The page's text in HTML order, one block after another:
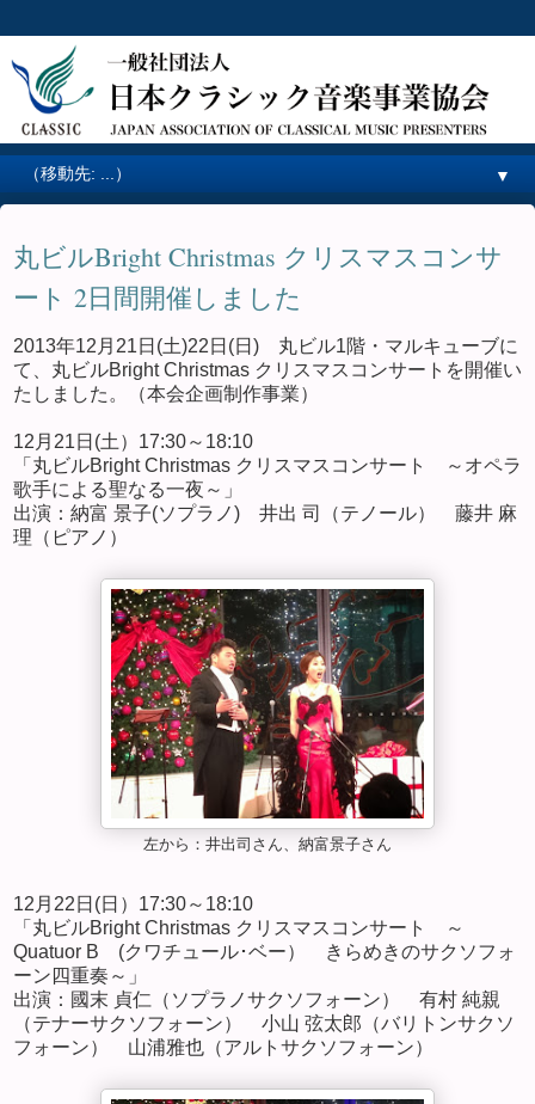
▼
丸ビルBright Christmas クリスマスコンサ
ート 2日間開催しました
2013年12月21日(土)22日(日) 丸ビル1階・マルキューブに
て、丸ビルBright Christmas クリスマスコンサートを開催い
たしました。（本会企画制作事業）
12月21日(土）17:30～18:10
「丸ビルBright Christmas クリスマスコンサート ～オペラ
歌手による聖なる一夜～」
出演：納富 景子(ソプラノ) 井出 司（テノール） 藤井 麻
理（ピアノ）
左から：井出司さん、納富景子さん
12月22日(日）17:30～18:10
「丸ビルBright Christmas クリスマスコンサート ～
Quatuor B (クワチュール･ベー） きらめきのサクソフォ
ーン四重奏～」
出演：國末 貞仁（ソプラノサクソフォーン） 有村 純親
（テナーサクソフォーン） 小山 弦太郎（バリトンサクソ
フォーン） 山浦雅也（アルトサクソフォーン）